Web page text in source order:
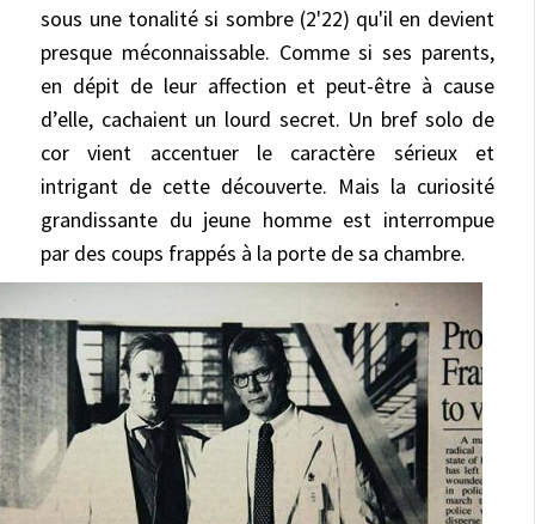
sous une tonalité si sombre (2'22) qu'il en devient
presque méconnaissable. Comme si ses parents,
en dépit de leur affection et peut-être à cause
d’elle, cachaient un lourd secret. Un bref solo de
cor vient accentuer le caractère sérieux et
intrigant de cette découverte. Mais la curiosité
grandissante du jeune homme est interrompue
par des coups frappés à la porte de sa chambre.